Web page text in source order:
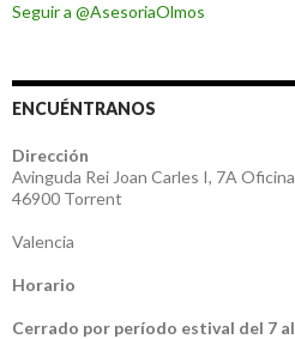
Seguir a @AsesoriaOlmos
ENCUÉNTRANOS
Dirección
Avinguda Rei Joan Carles I, 7A
46900 Torrent
Valencia
Horario
Cerrado por período estival del 7